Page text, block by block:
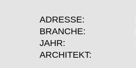
ADRESSE:
BRANCHE:
JAHR:
ARCHITEKT: